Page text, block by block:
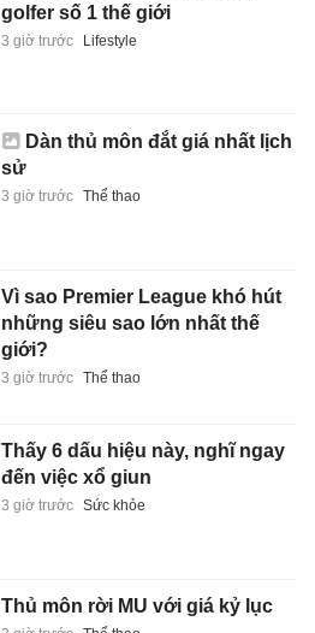
golfer số 1 thế giới
3 giờ trước Lifestyle
Dàn thủ môn đắt giá nhất lịch
sử
3 giờ trước Thể thao
Vì sao Premier League khó hút
những siêu sao lớn nhất thế
giới?
3 giờ trước Thể thao
Thấy 6 dấu hiệu này, nghĩ ngay
đến việc xổ giun
3 giờ trước Sức khỏe
Thủ môn rời MU với giá kỷ lục